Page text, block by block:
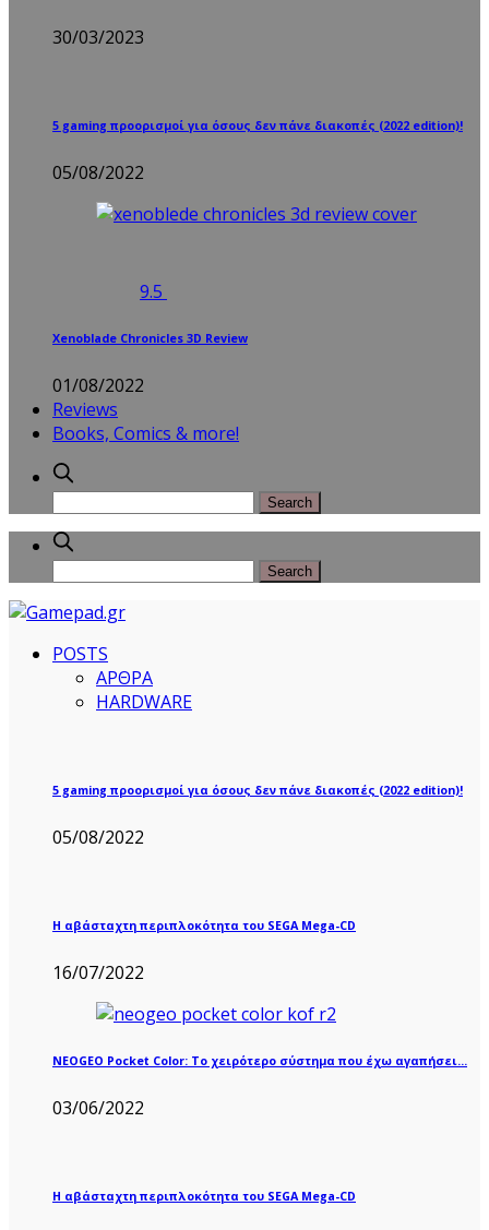
30/03/2023
5 gaming προορισμοί για όσους δεν πάνε διακοπές (2022 edition)!
05/08/2022
9.5
Xenoblade Chronicles 3D Review
01/08/2022
Reviews
Books, Comics & more!
POSTS
ΑΡΘΡΑ
HARDWARE
5 gaming προορισμοί για όσους δεν πάνε διακοπές (2022 edition)!
05/08/2022
Η αβάσταχτη περιπλοκότητα του SEGA Mega-CD
16/07/2022
NEOGEO Pocket Color: Το χειρότερο σύστημα που έχω αγαπήσει…
03/06/2022
Η αβάσταχτη περιπλοκότητα του SEGA Mega-CD